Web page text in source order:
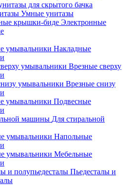
для скрытого бачка
Умные унитазы
Электронные
Накладные
Врезные сверху
Врезные снизу
Подвесные
Для стиральной
Напольные
Мебельные
Пьедесталы и